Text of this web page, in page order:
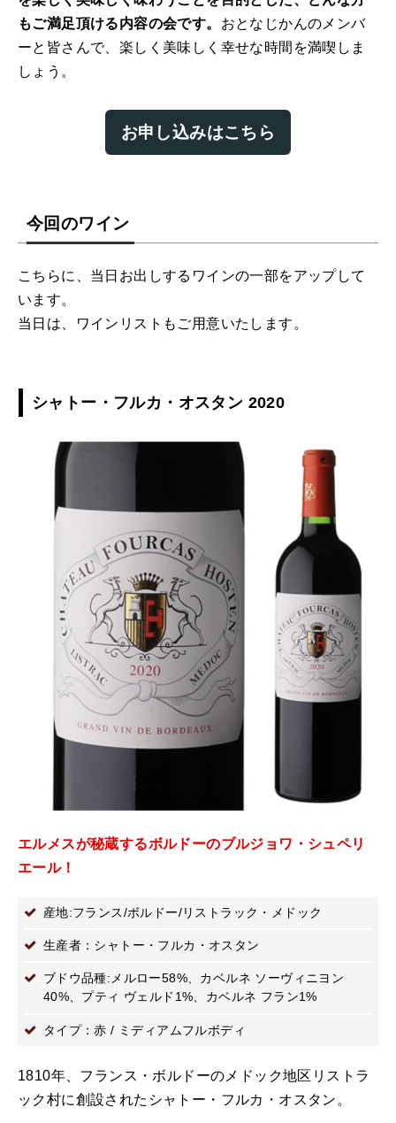
もご満足頂ける内容の会です。 おとなじかんのメンバ
ーと皆さんで、楽しく美味しく幸せな時間を満喫しま
しょう。
お申し込みはこちら
今回のワイン
こちらに、当日お出しするワインの一部をアップして
います。
当日は、ワインリストもご用意いたします。
シャトー・フルカ・オスタン 2020
エルメスが秘蔵するボルドーのブルジョワ・シュペリ
エール！
産地:フランス/ボルドー/リストラック・メドック
生産者：シャトー・フルカ・オスタン
ブドウ品種:メルロー58%、カベルネ ソーヴィニヨン
40%、プティ ヴェルド1%、カベルネ フラン1%
タイプ：赤 / ミディアムフルボディ
1810年、フランス・ボルドーのメドック地区リストラ
ック村に創設されたシャトー・フルカ・オスタン。